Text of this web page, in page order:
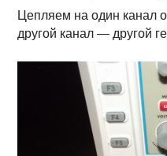
Цепляем на один канал
другой канал — другой